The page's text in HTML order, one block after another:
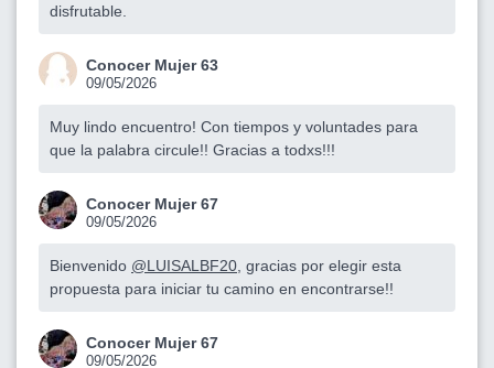
disfrutable.
Conocer Mujer 63
09/05/2026
Muy lindo encuentro! Con tiempos y voluntades para
que la palabra circule!! Gracias a todxs!!!
Conocer Mujer 67
09/05/2026
Bienvenido @LUISALBF20 , gracias por elegir esta
propuesta para iniciar tu camino en encontrarse!!
Conocer Mujer 67
09/05/2026